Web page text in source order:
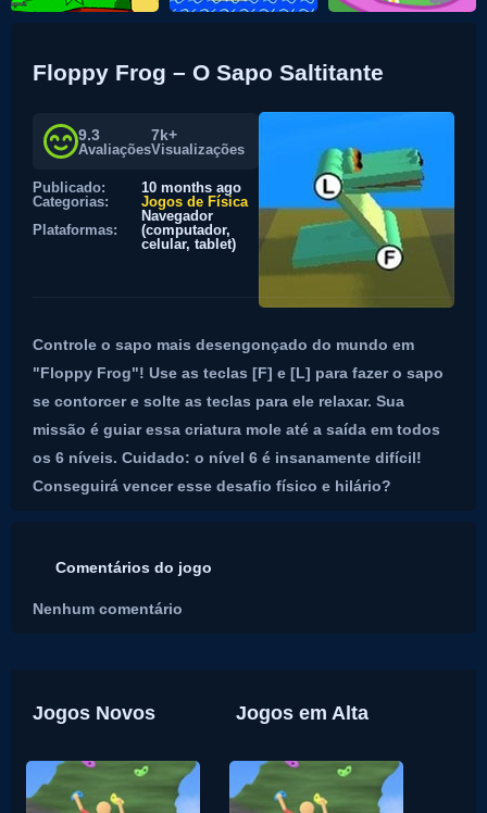
Floppy Frog – O Sapo Saltitante
9.3
Avaliações
7k+
Visualizações
Publicado:
10 months ago
Categorias:
Jogos de Física
Plataformas:
Navegador
(computador,
celular, tablet)
Controle o sapo mais desengonçado do mundo em
"Floppy Frog"! Use as teclas [F] e [L] para fazer o sapo
se contorcer e solte as teclas para ele relaxar. Sua
missão é guiar essa criatura mole até a saída em todos
os 6 níveis. Cuidado: o nível 6 é insanamente difícil!
Conseguirá vencer esse desafio físico e hilário?
Comentários do jogo
Nenhum comentário
Jogos Novos Jogos em Alta